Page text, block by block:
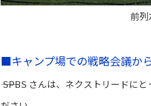
前列
■キャンプ場での戦略会議か
―― SPBS さんは、ネクストリード